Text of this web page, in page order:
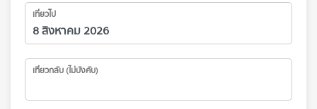
เที่ยวไป
เที่ยวกลับ (ไม่บังคับ)